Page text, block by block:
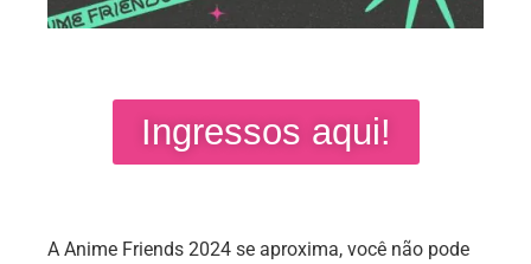
Ingressos aqui!
A Anime Friends 2024 se aproxima, você não pode